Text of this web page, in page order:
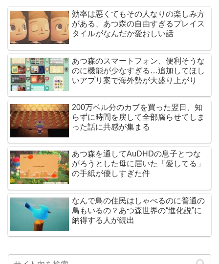
効率は悪くてもその人なりの楽しみ方
がある、あつ森の自由すぎるプレイス
タイルがなんだか愛おしい話
あつ森のスマートフォン、便利そうな
のに機能が少なすぎる…追加してほし
いアプリ案で海外勢が大盛り上がり
200万ベル分のカブを買った翌日、知
らずに時間を戻して全部腐らせてしま
った話に共感が集まる
あつ森を通してAuDHDの息子とつな
がろうとした母に届いた「愛してる」
の手紙が優しすぎた件
なんで鳥の住民はしゃべるのに普通の
鳥もいるの？あつ森世界の“進化説”に
納得する人が続出